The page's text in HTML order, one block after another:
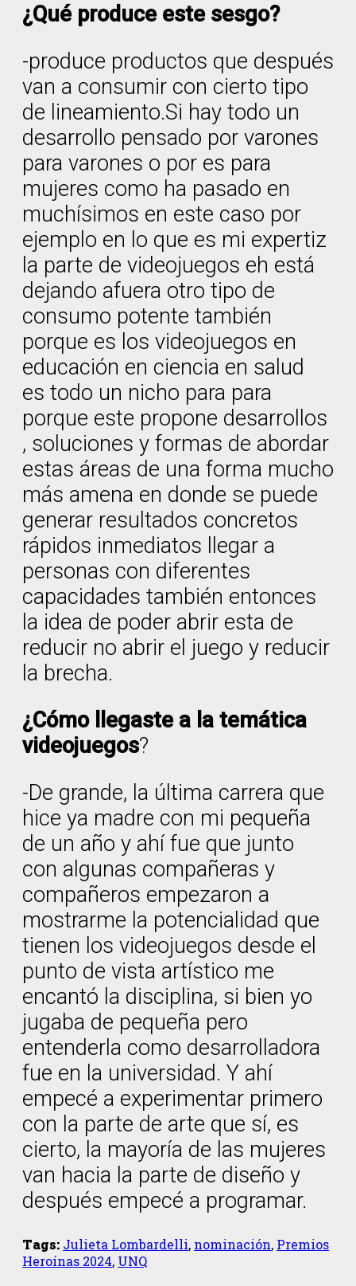
¿Qué produce este sesgo?
-produce productos que después
van a consumir con cierto tipo
de lineamiento.Si hay todo un
desarrollo pensado por varones
para varones o por es para
mujeres como ha pasado en
muchísimos en este caso por
ejemplo en lo que es mi expertiz
la parte de videojuegos eh está
dejando afuera otro tipo de
consumo potente también
porque es los videojuegos en
educación en ciencia en salud
es todo un nicho para para
porque este propone desarrollos
, soluciones y formas de abordar
estas áreas de una forma mucho
más amena en donde se puede
generar resultados concretos
rápidos inmediatos llegar a
personas con diferentes
capacidades también entonces
la idea de poder abrir esta de
reducir no abrir el juego y reducir
la brecha.
¿Cómo llegaste a la temática
videojuegos?
-De grande, la última carrera que
hice ya madre con mi pequeña
de un año y ahí fue que junto
con algunas compañeras y
compañeros empezaron a
mostrarme la potencialidad que
tienen los videojuegos desde el
punto de vista artístico me
encantó la disciplina, si bien yo
jugaba de pequeña pero
entenderla como desarrolladora
fue en la universidad. Y ahí
empecé a experimentar primero
con la parte de arte que sí, es
cierto, la mayoría de las mujeres
van hacia la parte de diseño y
después empecé a programar.
Tags: Julieta Lombardelli, nominación, Premios
Heroínas 2024, UNQ